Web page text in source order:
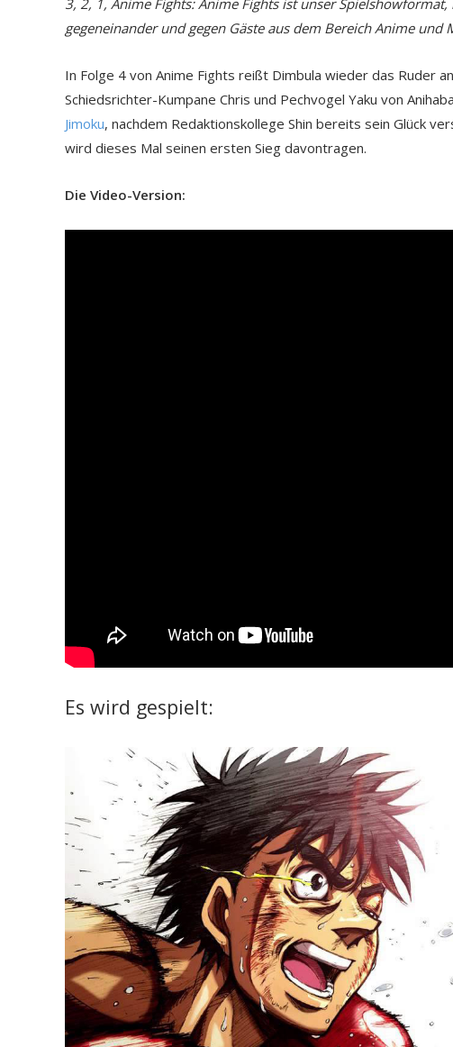
3, 2, 1, Anime Fights: Anime Fights ist unser
gegeneinander und gegen Gäste aus dem Bereich Anime
In Folge 4 von Anime Fights reißt Dimbula wieder das Ruder
Schiedsrichter-Kumpane Chris und Pechvogel Yaku von
Jimoku, nachdem Redaktionskollege Shin bereits sein Glück
wird dieses Mal seinen ersten Sieg davontragen.
Die Video-Version:
Es wird gespielt: